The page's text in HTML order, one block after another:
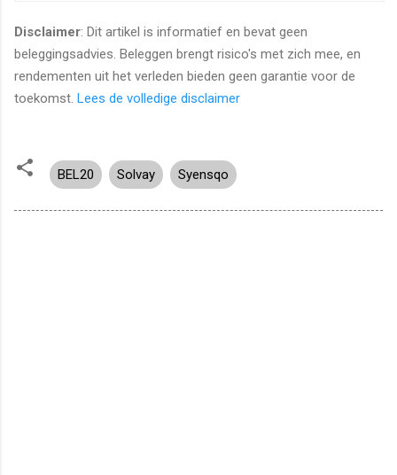
Disclaimer: Dit artikel is informatief en bevat geen
beleggingsadvies. Beleggen brengt risico's met zich mee, en
rendementen uit het verleden bieden geen garantie voor de
toekomst. Lees de volledige disclaimer
BEL20 Solvay Syensqo